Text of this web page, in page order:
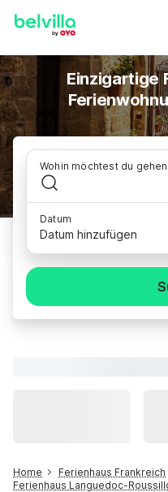
Einzigartige
Wohin möchtest du
Datum
Datum hinzufügen
Home
Ferienhaus Frankreich
Ferienhaus Languedoc-